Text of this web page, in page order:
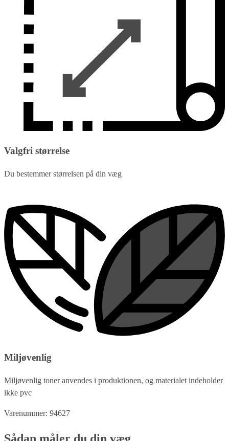
Valgfri størrelse
Du bestemmer størrelsen på din væg
Miljøvenlig
Miljøvenlig toner anvendes i produktionen, og materialet indeholder
ikke pvc
Varenummer: 94627